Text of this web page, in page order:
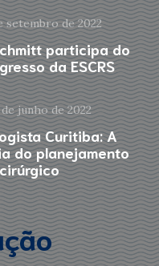
setembro de 2022
participa do
da ESCRS
de junho de 2022
Curitiba: A
do planejamento
cirúrgico